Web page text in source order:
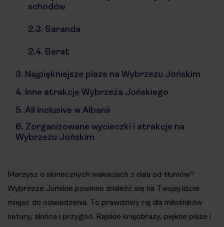
schodów
2.3. Saranda
2.4. Berat
3. Najpiękniejsze plaże na Wybrzeżu Jońskim
4. Inne atrakcje Wybrzeża Jońskiego
5. All Inclusive w Albanii
6. Zorganizowane wycieczki i atrakcje na
Wybrzeżu Jońskim
Marzysz o słonecznych wakacjach z dala od tłumów?
Wybrzeże Jońskie powinno znaleźć się na Twojej liście
miejsc do odwiedzenia. To prawdziwy raj dla miłośników
natury, słońca i przygód. Rajskie krajobrazy, piękne plaże i